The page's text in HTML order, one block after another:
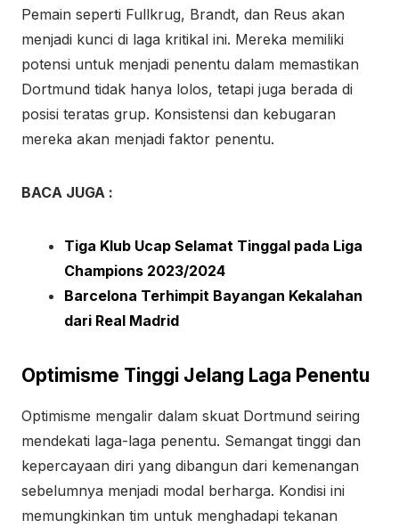
Pemain seperti Fullkrug, Brandt, dan Reus akan
menjadi kunci di laga kritikal ini. Mereka memiliki
potensi untuk menjadi penentu dalam memastikan
Dortmund tidak hanya lolos, tetapi juga berada di
posisi teratas grup. Konsistensi dan kebugaran
mereka akan menjadi faktor penentu.
BACA JUGA :
Tiga Klub Ucap Selamat Tinggal pada Liga
Champions 2023/2024
Barcelona Terhimpit Bayangan Kekalahan
dari Real Madrid
Optimisme Tinggi Jelang Laga Penentu
Optimisme mengalir dalam skuat Dortmund seiring
mendekati laga-laga penentu. Semangat tinggi dan
kepercayaan diri yang dibangun dari kemenangan
sebelumnya menjadi modal berharga. Kondisi ini
memungkinkan tim untuk menghadapi tekanan